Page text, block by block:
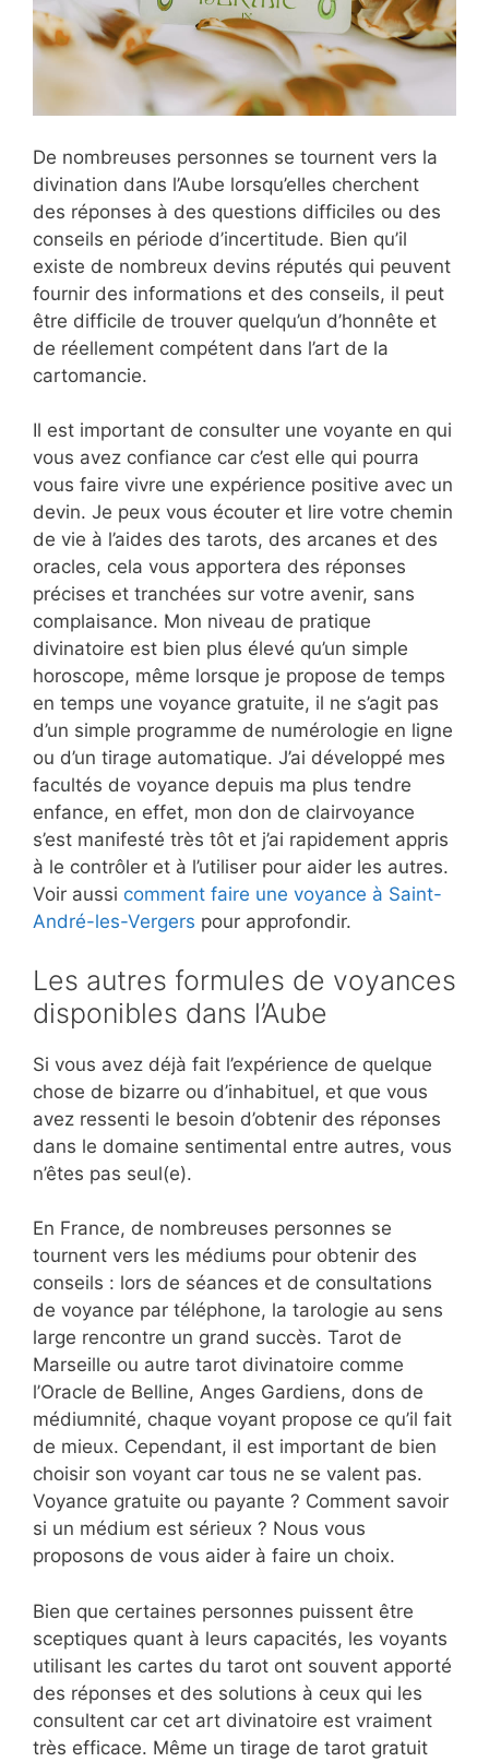
De nombreuses personnes se tournent vers la
divination dans l’Aube lorsqu’elles cherchent
des réponses à des questions difficiles ou des
conseils en période d’incertitude. Bien qu’il
existe de nombreux devins réputés qui peuvent
fournir des informations et des conseils, il peut
être difficile de trouver quelqu’un d’honnête et
de réellement compétent dans l’art de la
cartomancie.
Il est important de consulter une voyante en qui
vous avez confiance car c’est elle qui pourra
vous faire vivre une expérience positive avec un
devin. Je peux vous écouter et lire votre chemin
de vie à l’aides des tarots, des arcanes et des
oracles, cela vous apportera des réponses
précises et tranchées sur votre avenir, sans
complaisance. Mon niveau de pratique
divinatoire est bien plus élevé qu’un simple
horoscope, même lorsque je propose de temps
en temps une voyance gratuite, il ne s’agit pas
d’un simple programme de numérologie en ligne
ou d’un tirage automatique. J’ai développé mes
facultés de voyance depuis ma plus tendre
enfance, en effet, mon don de clairvoyance
s’est manifesté très tôt et j’ai rapidement appris
à le contrôler et à l’utiliser pour aider les autres.
Voir aussi comment faire une voyance à Saint-
André-les-Vergers pour approfondir.
Les autres formules de voyances
disponibles dans l’Aube
Si vous avez déjà fait l’expérience de quelque
chose de bizarre ou d’inhabituel, et que vous
avez ressenti le besoin d’obtenir des réponses
dans le domaine sentimental entre autres, vous
n’êtes pas seul(e).
En France, de nombreuses personnes se
tournent vers les médiums pour obtenir des
conseils : lors de séances et de consultations
de voyance par téléphone, la tarologie au sens
large rencontre un grand succès. Tarot de
Marseille ou autre tarot divinatoire comme
l’Oracle de Belline, Anges Gardiens, dons de
médiumnité, chaque voyant propose ce qu’il fait
de mieux. Cependant, il est important de bien
choisir son voyant car tous ne se valent pas.
Voyance gratuite ou payante ? Comment savoir
si un médium est sérieux ? Nous vous
proposons de vous aider à faire un choix.
Bien que certaines personnes puissent être
sceptiques quant à leurs capacités, les voyants
utilisant les cartes du tarot ont souvent apporté
des réponses et des solutions à ceux qui les
consultent car cet art divinatoire est vraiment
très efficace. Même un tirage de tarot gratuit